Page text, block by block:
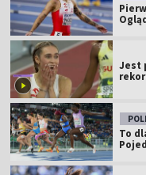
Jest
To